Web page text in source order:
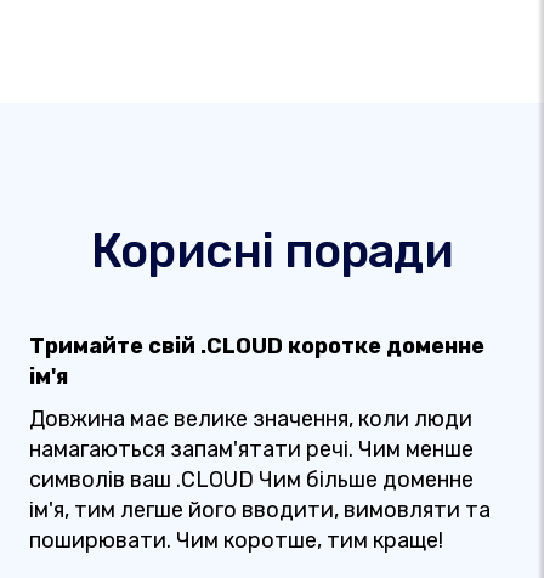
Корисні поради
Тримайте свій .CLOUD коротке доменне
ім'я
Довжина має велике значення, коли люди
намагаються запам'ятати речі. Чим менше
символів ваш .CLOUD Чим більше доменне
ім'я, тим легше його вводити, вимовляти та
поширювати. Чим коротше, тим краще!